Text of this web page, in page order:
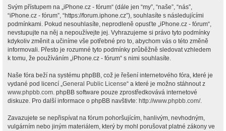
Svým přístupem na „iPhone.cz - fórum“ (dále jen “my”, “naše”, “nás”,
“iPhone.cz - fórum”, “https://forum.iphone.cz”), souhlasíte s následujícími
podmínkami. Pokud nesouhlasíte, neprodleně opusťte „iPhone.cz - fórum“,
nevstupujte na něj a nepoužívejte jej. Vyhrazujeme si právo tyto podmínky
kdykoliv změnit a učiníme vše potřebné pro to, abychom vás o této změně
informovali. Přesto je rozumné tyto podmínky průběžně sledovat vzhledem
k tomu, že používáním „iPhone.cz - fórum“ s nimi souhlasíte.
Naše fóra beží na systému phpBB, což je řešení internetového fóra, které je
vydané pod licencí „General Public License“ a které je možno stáhnout z
www.phpbb.com. phpBB software pouze zprostředkovává internetové
diskuze. Pro další informace o phpBB navštivte: http://www.phpbb.com/.
Zavazujete se nepřispívat na fórum pohoršujícím, hanlivým, nevhodným,
vulgárním nebo jiným materiálem, který by mohl porušovat platné zákony ve